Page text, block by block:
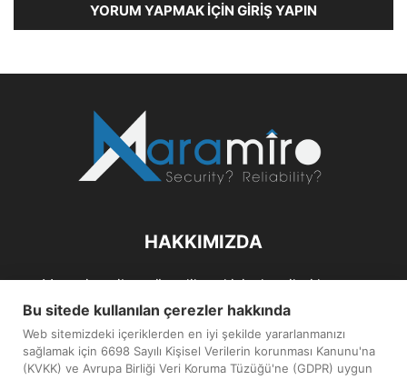
YORUM YAPMAK İÇIN GIRIŞ YAPIN
HAKKIMIZDA
Maramiro; siber güvenlik ve kişisel verileri koruma
alanlarıın sağlıklı büyümelerine odaklanarak bu sektörlerle
ilgili güncel haber ve analizler hazırlayıp yayınlayan bir
haber sitesidir.
İletişim:maramiro@sentezmedya.com.tr
Bu sitede kullanılan çerezler hakkında
Web sitemizdeki içeriklerden en iyi şekilde yararlanmanızı
sağlamak için 6698 Sayılı Kişisel Verilerin korunması Kanunu'na
(KVKK) ve Avrupa Birliği Veri Koruma Tüzüğü'ne (GDPR) uygun